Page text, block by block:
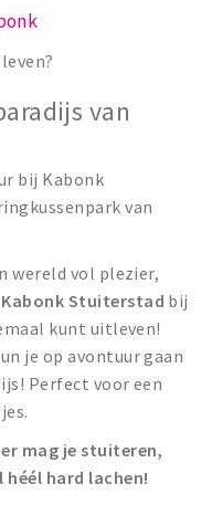
van
bij Kabonk
van
wereld vol plezier,
Kabonk Stuiterstad bij
kunt uitleven!
je op avontuur gaan
Perfect voor een
mag je stuiteren,
hard lachen!